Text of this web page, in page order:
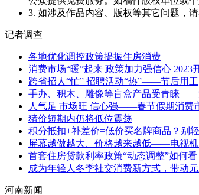
3. 如涉及作品内容、版权等其它问题，
记者调查
各地优化调控政策提振住房消费
消费市场“暖”起来 政策加力强信心 2023
跨省招人“忙” 招聘活动“热”——节后用工
手办、积木、雕像等盲盒产品受青睐
人气足 市场旺 信心强——春节假期消费
猪价短期内仍将低位震荡
积分抵扣+补差价=低价买名牌商品？别轻
屏幕越做越大、价格越来越低——电视
首套住房贷款利率政策“动态调整”如何看
成为年轻人冬季社交消费新方式，带动
河南新闻